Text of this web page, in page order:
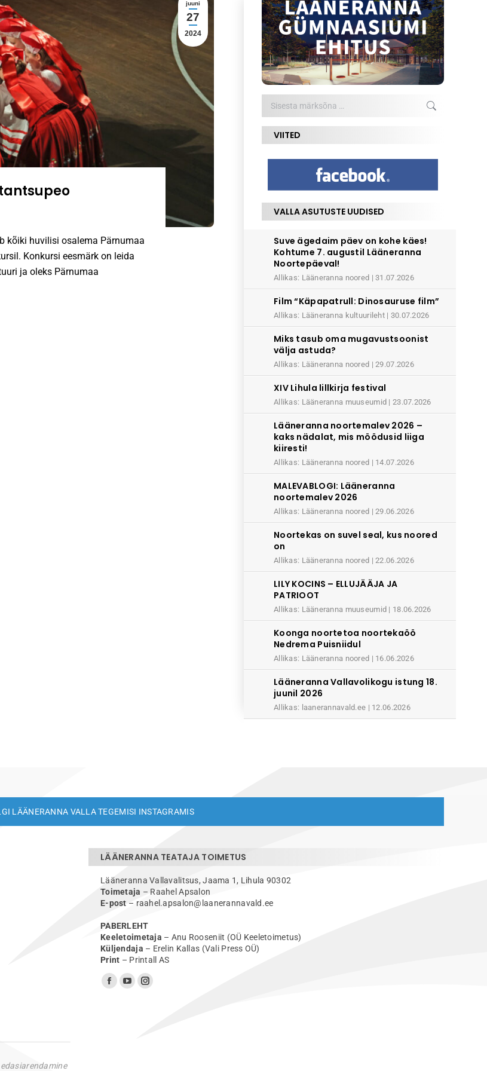
juuni
27
2024
kõiki huvilisi osalema Pärnumaa
Konkursi eesmärk on leida
ja oleks Pärnumaa
VIITED
VALLA ASUTUSTE UUDISED
Suve ägedaim päev on kohe käes!
Kohtume 7. augustil Lääneranna
Noortepäeval!
Allikas: Lääneranna noored 31.07.2026
Film “Käpapatrull: Dinosauruse film”
Allikas: Lääneranna kultuurileht 30.07.2026
Miks tasub oma mugavustsoonist
välja astuda?
Allikas: Lääneranna noored 29.07.2026
XIV Lihula lillkirja festival
Allikas: Lääneranna muuseumid 23.07.2026
Lääneranna noortemalev 2026 –
kaks nädalat, mis möödusid liiga
kiiresti!
Allikas: Lääneranna noored 14.07.2026
MALEVABLOGI: Lääneranna
noortemalev 2026
Allikas: Lääneranna noored 29.06.2026
Noortekas on suvel seal, kus noored
on
Allikas: Lääneranna noored 22.06.2026
LILY KOCINS – ELLUJÄÄJA JA
PATRIOOT
Allikas: Lääneranna muuseumid 18.06.2026
Koonga noortetoa noortekaöö
Nedrema Puisniidul
Allikas: Lääneranna noored 16.06.2026
Lääneranna Vallavolikogu istung 18.
juunil 2026
Allikas: laanerannavald.ee 12.06.2026
LÄÄNERANNA VALLA TEGEMISI INSTAGRAMIS
LÄÄNERANNA TEATAJA TOIMETUS
Lääneranna Vallavalitsus, Jaama 1, Lihula 90302
Toimetaja – Raahel Apsalon
E-post – raahel.apsalon@laanerannavald.ee
PABERLEHT
Keeletoimetaja – Anu Rooseniit (OÜ Keeletoimetus)
Küljendaja – Erelin Kallas (Vali Press OÜ)
Print – Printall AS
Find us on:
Facebook
YouTubeInstagram